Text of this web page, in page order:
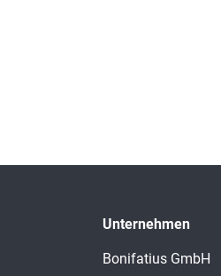
Unternehmen
Bonifatius GmbH